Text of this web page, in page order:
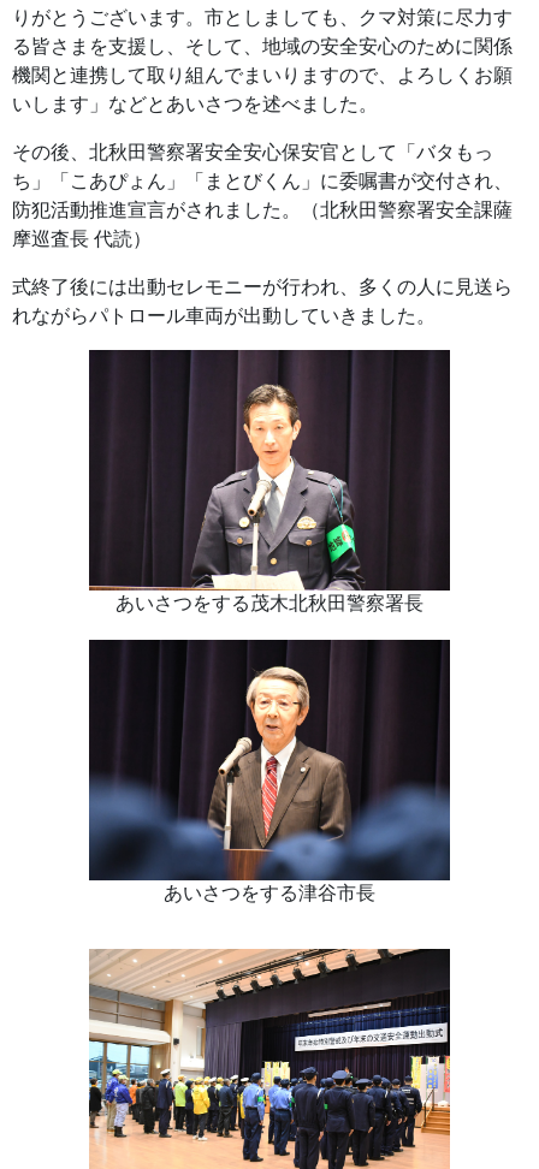
りがとうございます。市としましても、クマ対策に尽力す
る皆さまを支援し、そして、地域の安全安心のために関係
機関と連携して取り組んでまいりますので、よろしくお願
いします」などとあいさつを述べました。
その後、北秋田警察署安全安心保安官として「バタもっ
ち」「こあぴょん」「まとびくん」に委嘱書が交付され、
防犯活動推進宣言がされました。（北秋田警察署安全課薩
摩巡査長 代読）
式終了後には出動セレモニーが行われ、多くの人に見送ら
れながらパトロール車両が出動していきました。
あいさつをする茂木北秋田警察署長
あいさつをする津谷市長